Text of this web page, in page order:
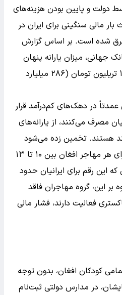
دولت و پایین بودن هزینه‌های
بار مالی سنگینی برای ایران در
برق شده است. بر اساس گزارش
میزان یارانه پنهان
انرژی سالانه ایران حدود ۱۲۰۰ تریلیون تومان (۲۸۶ میلیارد
عمدتاً در دهک‌های کم‌درآمد قرار
مصرف می‌کنند، از یارانه‌های
هستند. تخمین زده می‌شود
یارانه سرانه سوخت سالانه برای هر مهاجر افغان بین ۱۰ تا ۱۳
این رقم برای ایرانیان حدود
بر این، گروه مهاجران فاقد
فعالیت دارند، فشار مالی
کودکان افغان، بدون توجه
در مدارس دولتی ثبت‌نام